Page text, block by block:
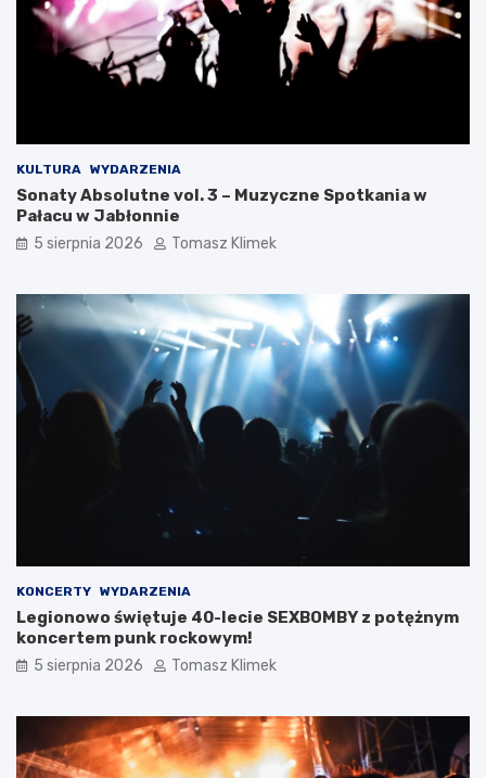
KULTURA WYDARZENIA
Sonaty Absolutne vol. 3 – Muzyczne Spotkania w
Pałacu w Jabłonnie
5 sierpnia 2026 Tomasz Klimek
KONCERTY WYDARZENIA
Legionowo świętuje 40-lecie SEXBOMBY z potężnym
koncertem punk rockowym!
5 sierpnia 2026 Tomasz Klimek